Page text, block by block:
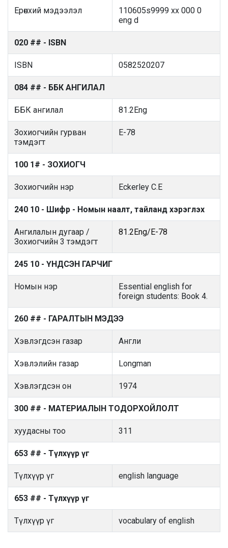
Ерөнхий мэдээлэл
110605s9999 xx 000 0
eng d
020 ## - ISBN
ISBN 0582520207
084 ## - ББК АНГИЛАЛ
ББК ангилал 81.2Eng
Зохиогчийн гурван
тэмдэгт
E-78
100 1# - ЗОХИОГЧ
Зохиогчийн нэр Eckerley C.E
240 10 - Шифр - Номын наалт, тайланд хэрэглэх
Ангилалын дугаар /
Зохиогчийн 3 тэмдэгт
81.2Eng/E-78
245 10 - ҮНДСЭН ГАРЧИГ
Номын нэр
Essential english for
foreign students: Book 4.
260 ## - ГАРАЛТЫН МЭДЭЭ
Хэвлэгдсэн газар Англи
Хэвлэлийн газар Longman
Хэвлэгдсэн он 1974
300 ## - МАТЕРИАЛЫН ТОДОРХОЙЛОЛТ
хуудасны тоо 311
653 ## - Түлхүүр үг
Түлхүүр үг english language
653 ## - Түлхүүр үг
Түлхүүр үг vocabulary of english